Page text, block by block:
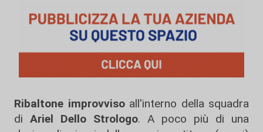
Ribaltone improvvisoall'interno della squadra
di Ariel Dello Strologo. A poco più di una